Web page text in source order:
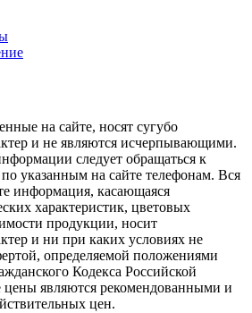
на сайте, носят сугубо
и не являются исчерпывающими.
следует обращаться к
указанным на сайте телефонам. Вся
информация, касающаяся
характеристик, цветовых
продукции, носит
и ни при каких условиях не
определяемой положениями
Кодекса Российской
являются рекомендованными и
цен.